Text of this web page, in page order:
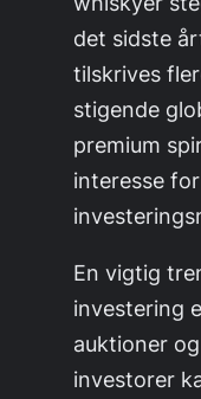
det sidste
tilskrives
stigende
premium
interesse
En vigtig
investering
auktioner
investorer